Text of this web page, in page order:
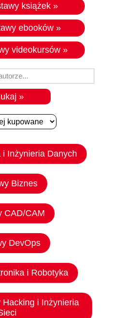
które nasi
kupują razem.
są nierozdzielne i
tylko, gdy
Nie czekaj, wybierz
siebie :)
książek »
ebooków »
videokursów »
Inżynieria Danych
Biznes
CAD/CAM
DevOps
i Robotyka
i Inżynieria